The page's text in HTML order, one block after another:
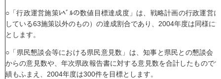
○「行政運営施策ﾚﾍﾞﾙの数値目標達成度」は、戦略計画の行政運営
している63施策以外のもの）の達成割合であり、2004年度は同様に
とします。
○「県民懇談会等における県民意見数」は、知事と県民との懇談会
からの意見数や、年次県政報告書に対する意見数を合計したもので
績もふまえ、2004年度は300件を目標とします。